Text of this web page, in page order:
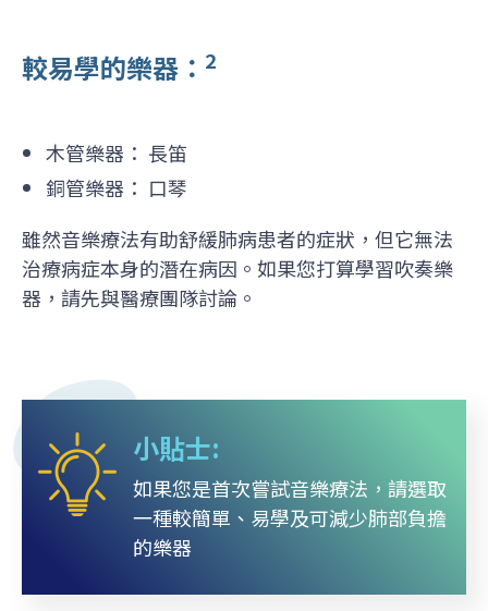
較易學的樂器： 2
木管樂器： 長笛
銅管樂器： 口琴
雖然音樂療法有助舒緩肺病患者的症狀，但它無法
治療病症本身的潛在病因。如果您打算學習吹奏樂
器，請先與醫療團隊討論。
小貼士:
如果您是首次嘗試音樂療法，請選取
一種較簡單、易學及可減少肺部負擔
的樂器